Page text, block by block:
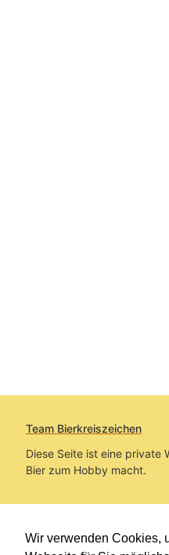
Wir verwenden Cookies,
Team Bierkreiszeichen
Diese Seite ist eine private
Bier zum Hobby macht.
Sie befinden sich auf